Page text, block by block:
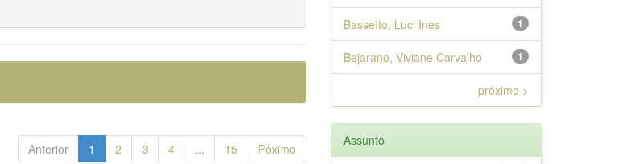
Anterior 1 2 3 4 ... 15 Póximo
1
Bassetto, Luci Ines
1
Bejarano, Viviane Carvalho
próximo >
Assunto